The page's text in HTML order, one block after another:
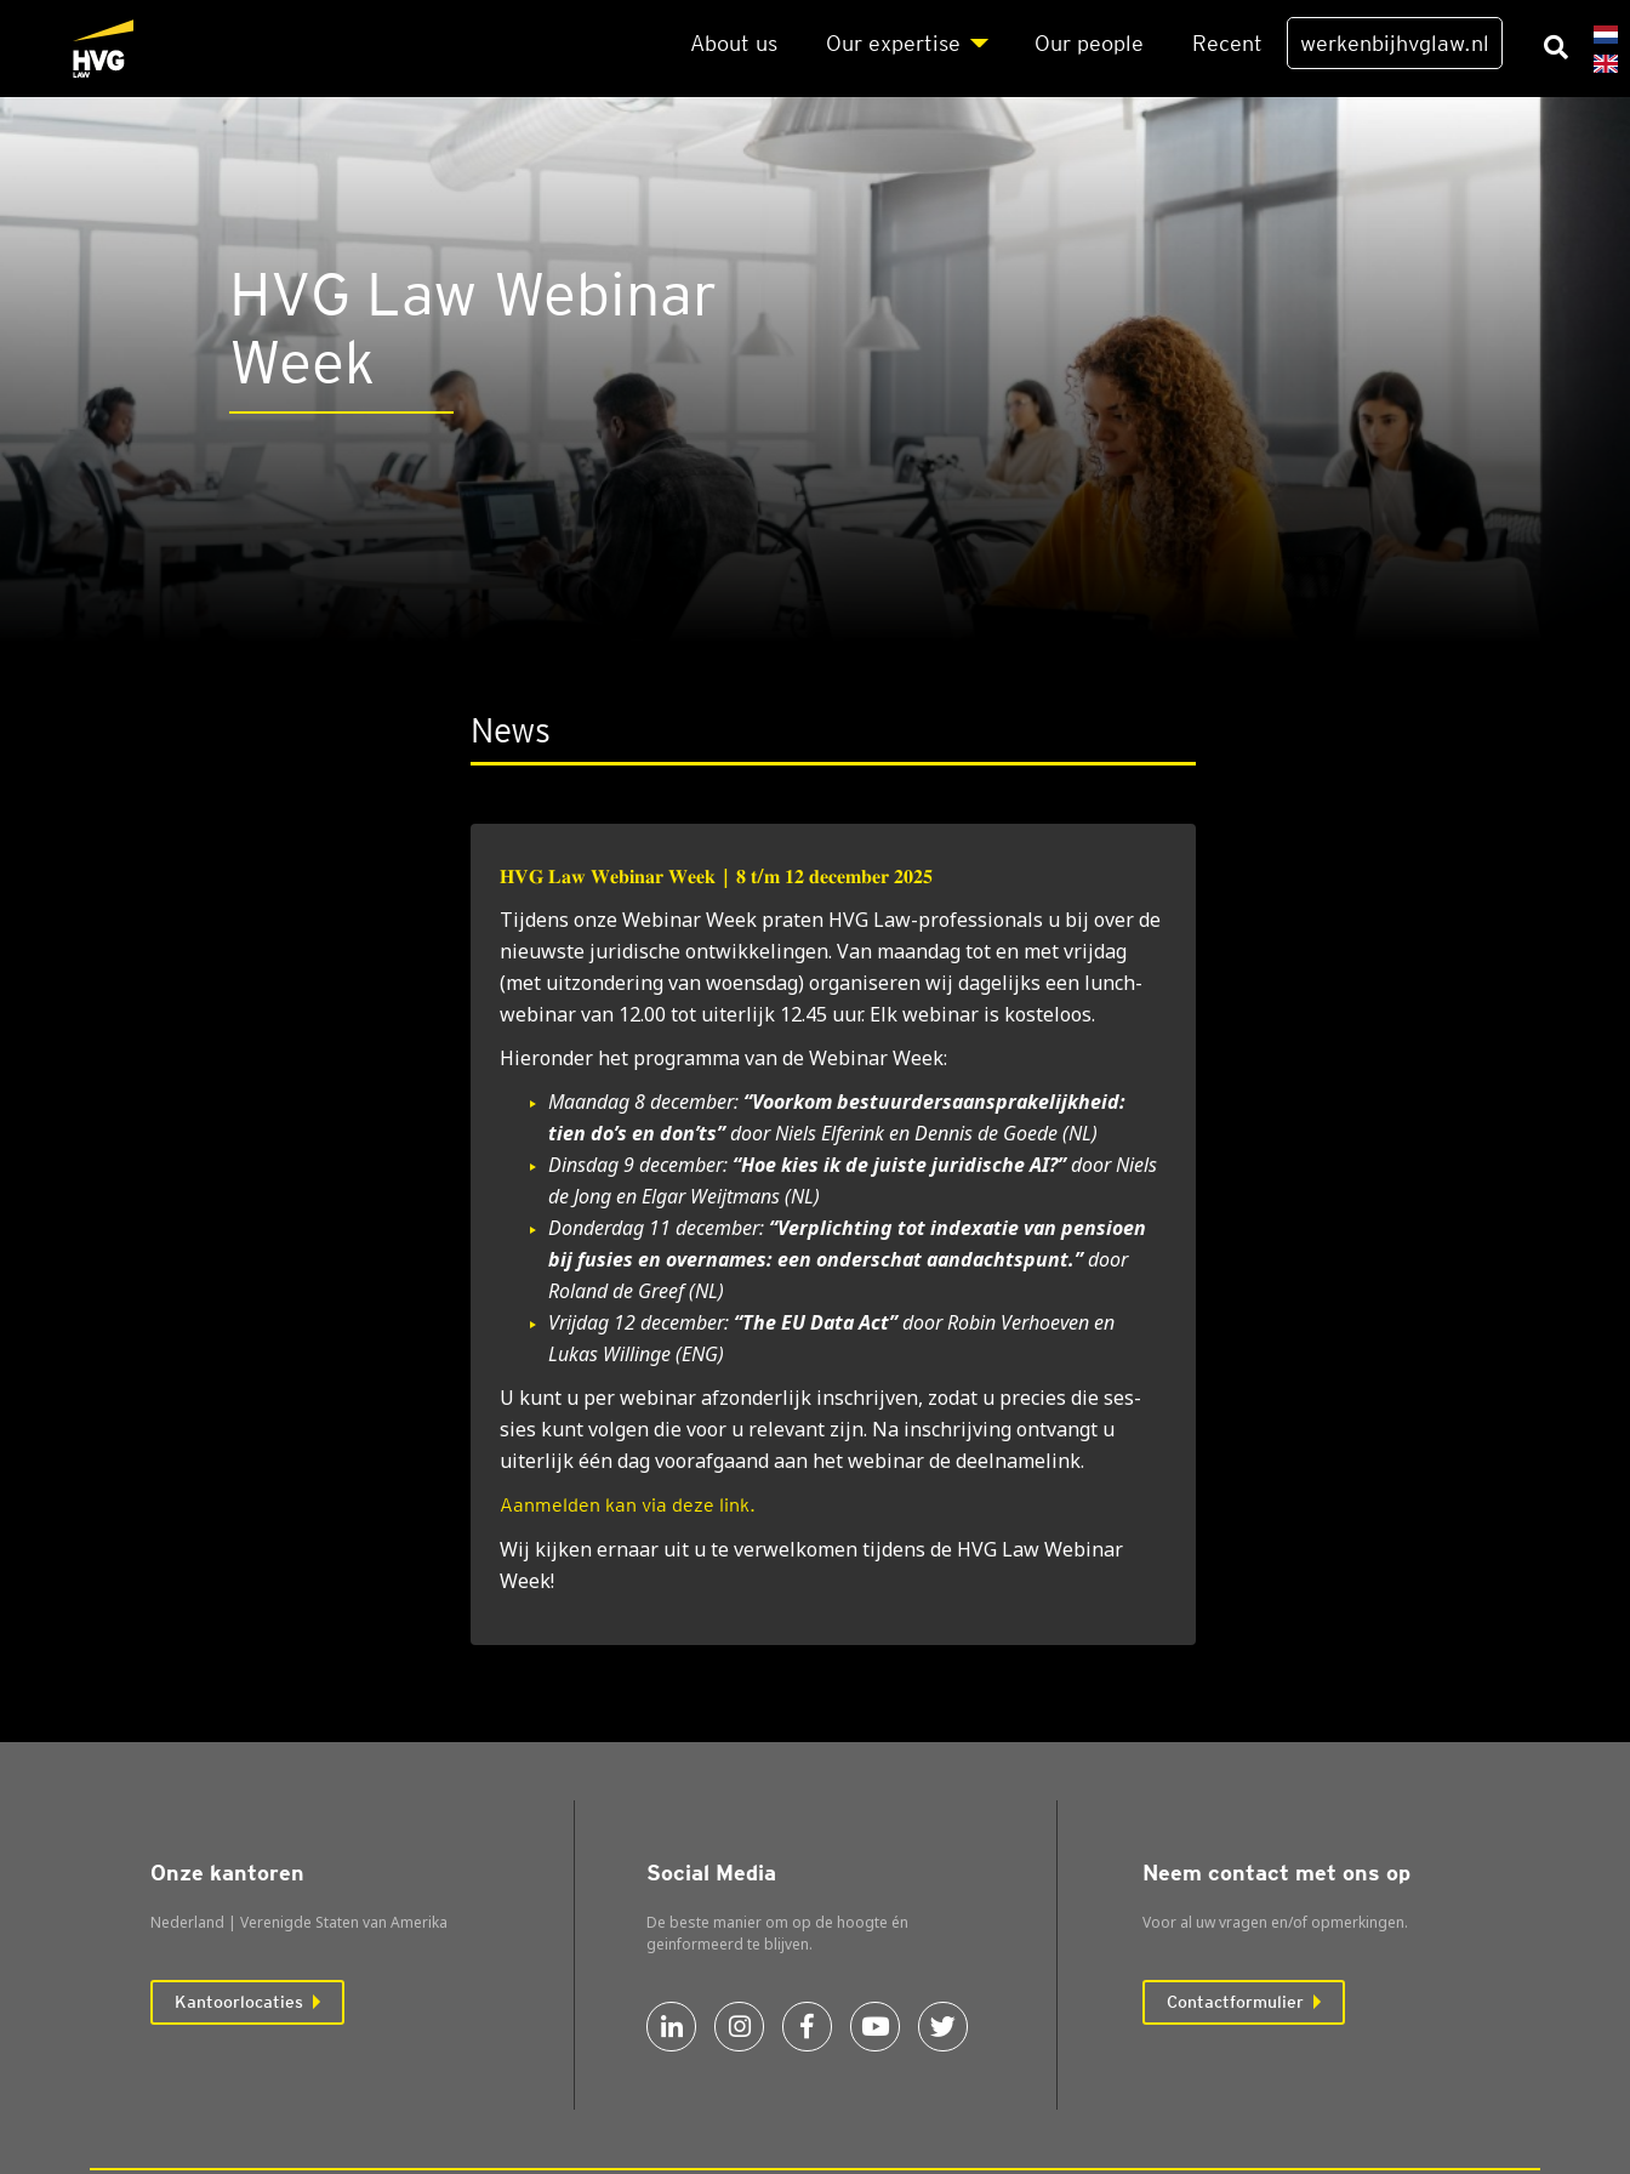
About us Our exper­ti­se Our peo­p­le Recent werkenbijhvglaw.nl
HVG Law Webi­nar
Week
News
𝐇𝐕𝐆 𝐋𝐚𝐰 𝐖𝐞𝐛𝐢𝐧𝐚𝐫 𝐖𝐞𝐞𝐤 | 𝟖 𝐭/𝐦 𝟏𝟐 𝐝𝐞𝐜𝐞𝐦𝐛𝐞𝐫 𝟐𝟎𝟐𝟓
Tij­dens onze Webi­nar Week pra­ten HVG Law-pro­fes­si­o­nals u bij over de
nieuw­ste juri­di­sche ont­wik­ke­lin­gen. Van maan­dag tot en met vrij­dag
(met uit­zon­de­ring van woens­dag) orga­ni­se­ren wij dage­lijks een lunch­
we­bi­nar van 12.00 tot uiter­lijk 12.45 uur. Elk webi­nar is kos­te­loos.
Hier­on­der het pro­gram­ma van de Webi­nar Week:
Maan­dag 8 decem­ber: “Voor­kom bestuur­ders­aan­spra­ke­lijk­heid:
tien do’s en don’ts”door Niels Elferink en Dennis de Goede (NL)
Dins­dag 9 decem­ber: “Hoe kies ik de juis­te juri­di­sche AI?”door Niels
de Jong en Elgar Weijtmans (NL)
Don­der­dag 11 decem­ber: “Ver­plich­ting tot indexa­tie van pen­si­oen
bij fusies en over­na­mes: een onder­schat aan­dachts­punt.”door
Roland de Greef (NL)
Vrij­dag 12 decem­ber: “The EU Data Act”door Robin Ver­hoe­ven en
Lukas Willinge (ENG)
U kunt u per webi­nar afzon­der­lijk inschrij­ven, zodat u pre­cies die ses­
sies kunt vol­gen die voor u rele­vant zijn. Na inschrij­ving ont­vangt u
uiter­lijk één dag voor­af­gaand aan het webi­nar de deel­na­me­link.
Aanmelden kan via deze link.
Wij kij­ken ernaar uit u te ver­wel­ko­men tij­dens de HVG Law Webi­nar
Week!
Onze kantoren
Nederland | Verenigde Staten van Amerika
Kantoorlocaties
Social Media
De beste manier om op de hoogte én
geinformeerd te blijven.
Neem contact met ons op
Voor al uw vragen en/of opmerkingen.
Contactformulier